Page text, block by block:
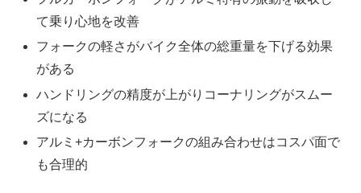
て乗り心地を改善
フォークの軽さがバイク全体の総重量を下げる効果
がある
ハンドリングの精度が上がりコーナリングがスムー
ズになる
アルミ+カーボンフォークの組み合わせはコスパ面で
も合理的